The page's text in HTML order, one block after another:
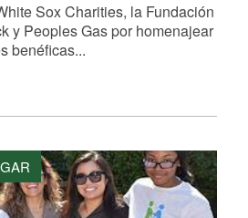
Sox Charities, la Fundación
y Peoples Gas por homenajear
benéficas...